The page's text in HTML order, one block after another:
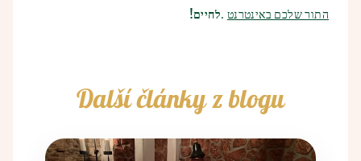
התור שלכם באינטרנט .לחיים!
Další články z blogu